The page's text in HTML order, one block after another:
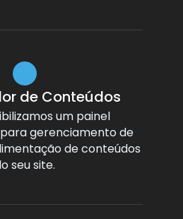
de Conteúdos
um painel
gerenciamento de
de conteúdos
seu site.